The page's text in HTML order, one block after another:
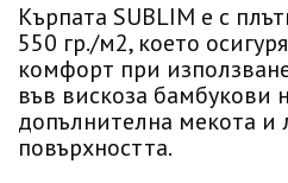
Кърпата SUBLIM е с
550 гр./м2, което
комфорт при
във вискоза бамбукови
допълнителна мекота и
повърхността.